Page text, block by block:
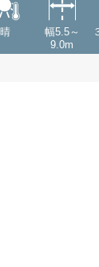
晴
幅5.5～
9.0m